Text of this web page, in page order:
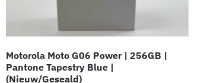
Motorola Moto G06 Power | 256GB |
Pantone Tapestry Blue |
(Nieuw/Geseald)